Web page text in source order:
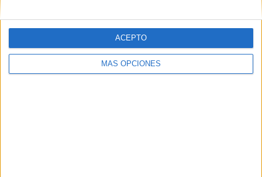
MÁS OPCIONES
ACEPTO